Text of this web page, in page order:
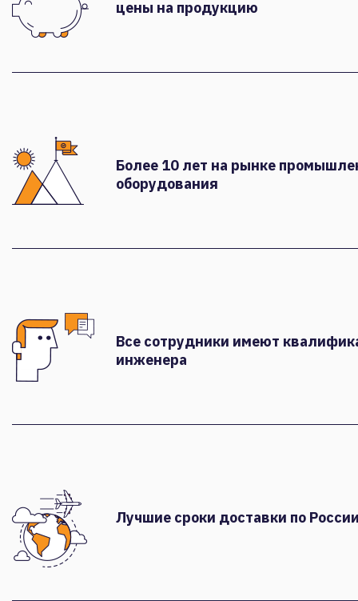
цены на продукцию
Более 10 лет на рынке
оборудования
Все сотрудники имеют
инженера
Лучшие сроки доставки по